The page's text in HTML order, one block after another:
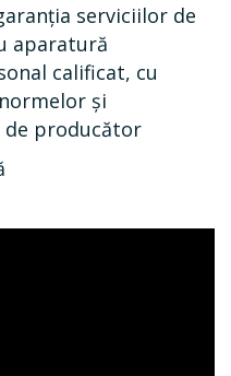
serviciilor de
aparatură
calificat, cu
şi
producător